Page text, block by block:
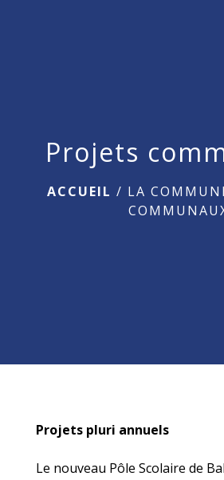
Projets
ACCUEIL / LA
Projets pluri annuels
Le nouveau Pôle Scolaire de